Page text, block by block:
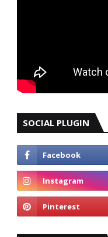
SOCIAL PLUGIN